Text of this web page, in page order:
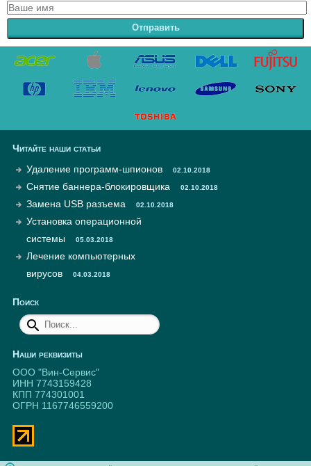
Отправить
Читайте наши статьи
Удаление программ-шпионов
02.10.2018
Снятие баннера-блокировщика 02.10.2018
Замена USB разъема 02.10.2018
Установка операционной
системы
05.03.2018
Лечение компьютерных
вирусов
04.03.2018
Поиск
Наши реквизиты
ООО "Вин-Сервис"
ИНН 7743159428
КПП 774301001
ОГРН 1167746559200